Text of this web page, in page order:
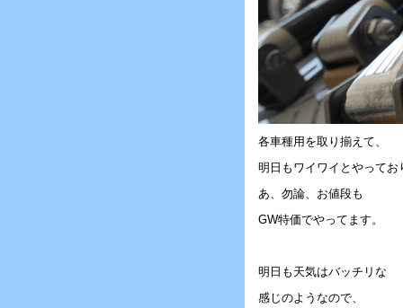
各車種用を取り揃えて、
明日もワイワイとやってお
あ、勿論、お値段も
GW特価でやってます。
明日も天気はバッチリな
感じのようなので、